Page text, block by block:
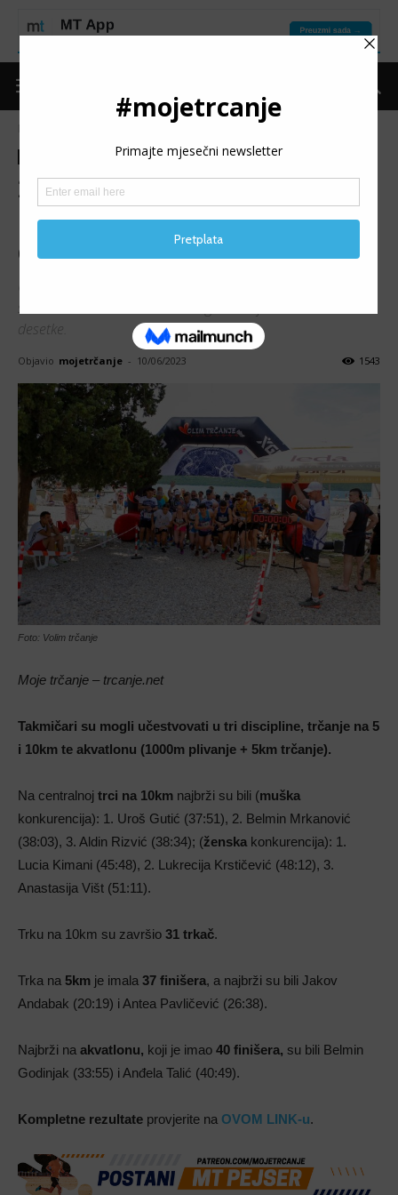
Izdvojeno Trke Vijesti
2. NEUMSKA DESETKA:
Gutić i Kimani najbrži na
drugom izdanju
startom u 11:30h održano drugo izdanje Neumske
desetke.
Objavio mojetrčanje - 10/06/2023 1543
Foto: Volim trčanje
Moje trčanje – trcanje.net
Takmičari su mogli učestvovati u tri discipline, trčanje na 5
i 10km te akvatlonu (1000m plivanje + 5km trčanje).
Na centralnoj trci na 10km najbrži su bili (muška
konkurencija): 1. Uroš Gutić (37:51), 2. Belmin Mrkanović
(38:03), 3. Aldin Rizvić (38:34); (ženskakonkurencija): 1.
Lucia Kimani (45:48), 2. Lukrecija Krstičević (48:12), 3.
Anastasija Višt (51:11).
Trku na 10km su završio 31 trkač.
Trka na 5km je imala 37 finišera, a najbrži su bili Jakov
Andabak (20:19) i Antea Pavličević (26:38).
Najbrži na akvatlonu, koji je imao 40 finišera, su bili Belmin
Godinjak (33:55) i Anđela Talić (40:49).
Kompletne rezultate provjerite na OVOM LINK-u.